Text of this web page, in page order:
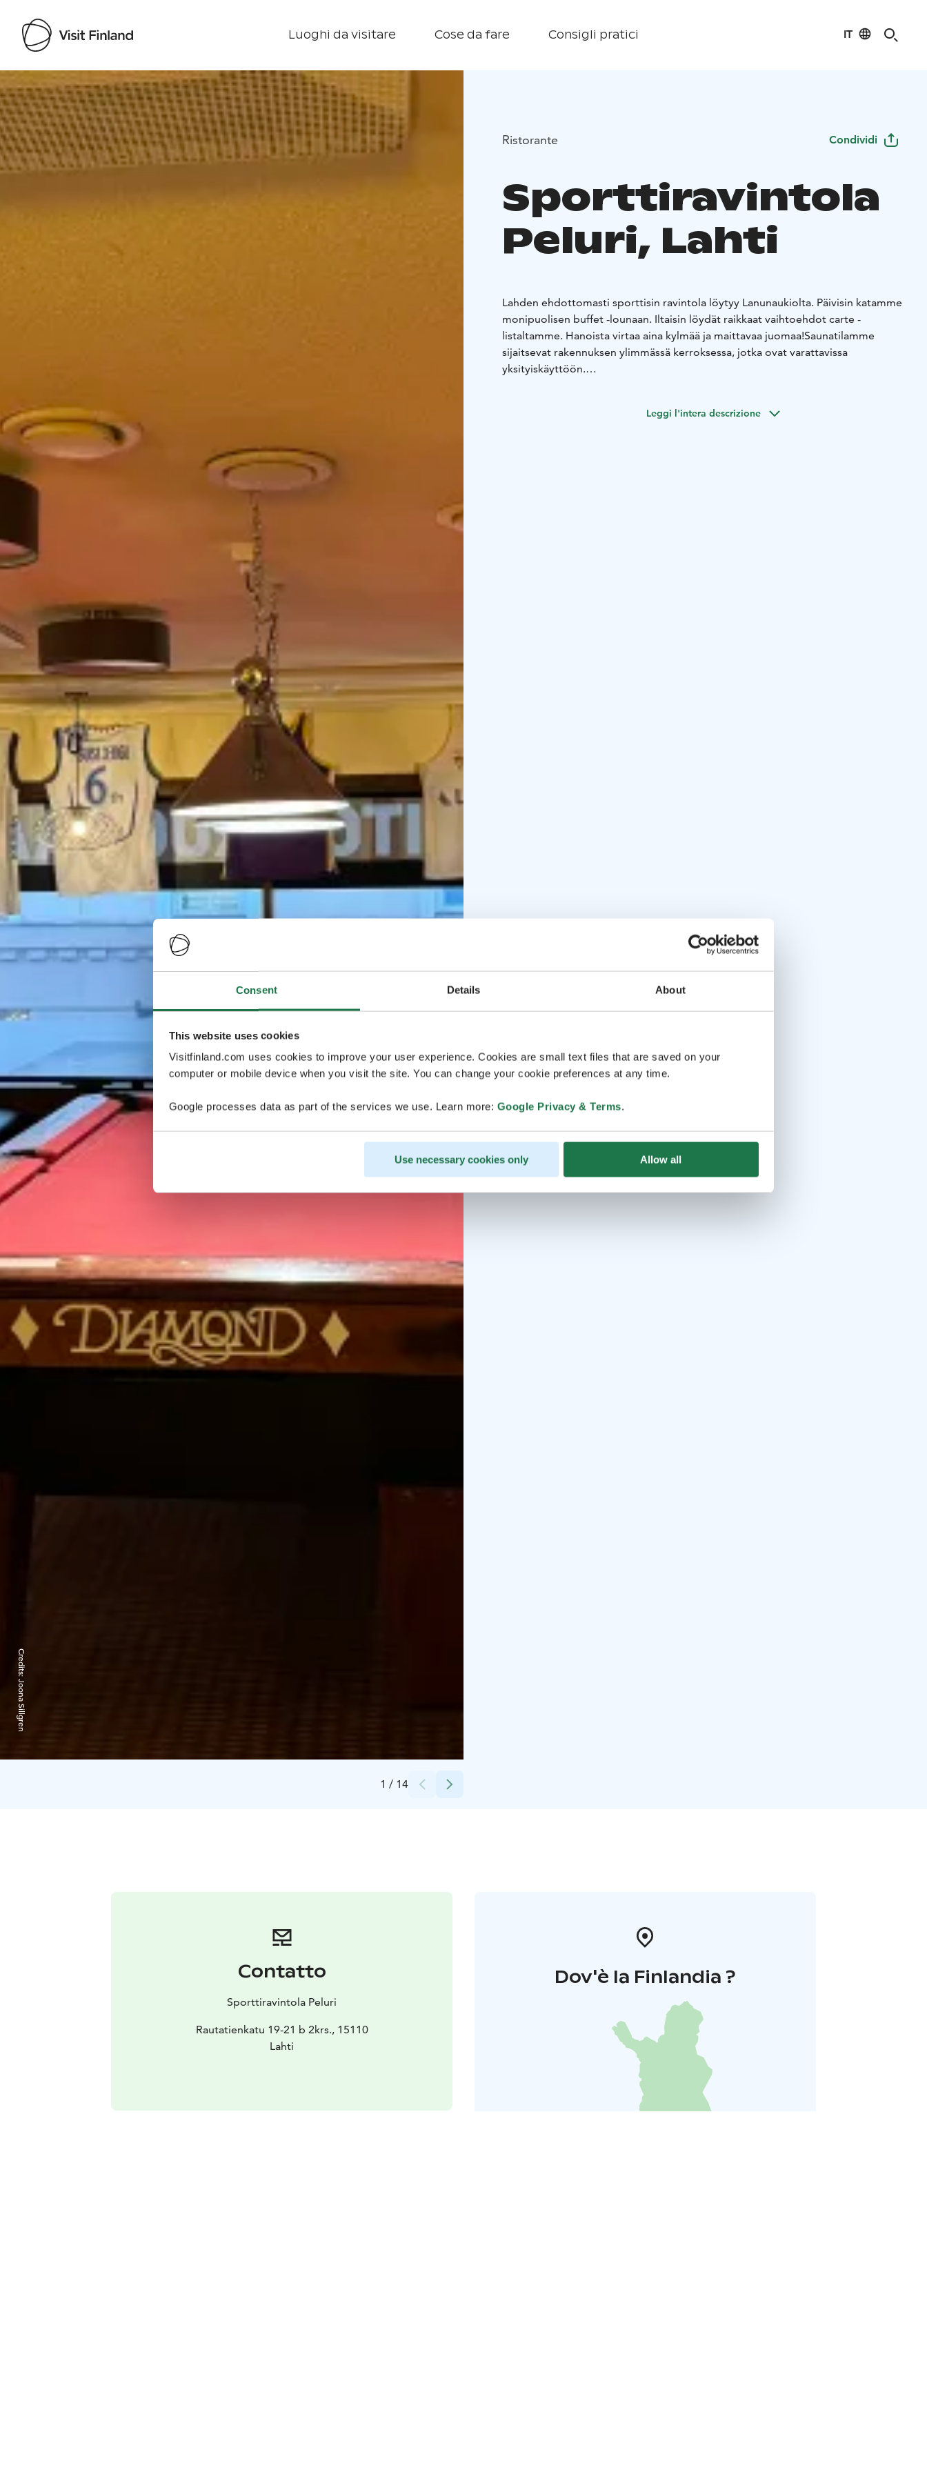
Consent Details About
This website uses cookies
Visitfinland.com uses cookies to improve your user experience. Cookies are small text files that are saved on your
computer or mobile device when you visit the site. You can change your cookie preferences at any time.
Google processes data as part of the services we use. Learn more: Google Privacy & Terms.
Use necessary cookies only Allow all
Luoghi da visitare Cose da fare Consigli pratici IT
Visit Finland
1 / 14
Credits:
Joona Sillgren
Ristorante Condividi
Sporttiravintola
Peluri, Lahti
Lahden ehdottomasti sporttisin ravintola löytyy Lanunaukiolta. Päivisin katamme
monipuolisen buffet -lounaan. Iltaisin löydät raikkaat vaihtoehdot carte -
listaltamme. Hanoista virtaa aina kylmää ja maittavaa juomaa!Saunatilamme
sijaitsevat rakennuksen ylimmässä kerroksessa, jotka ovat varattavissa
yksityiskäyttöön.
Leggi l'intera descrizione
Contatto
Sporttiravintola Peluri
Rautatienkatu 19-21 b 2krs., 15110
Lahti
Dov'è la Finlandia ?